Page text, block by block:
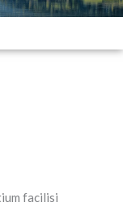
facilisi